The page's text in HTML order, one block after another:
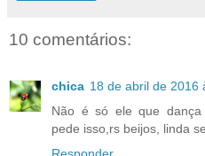
10 comentários:
chica 18 de abril de 2016
Não é só ele que dança
pede isso,rs beijos, linda
Responder